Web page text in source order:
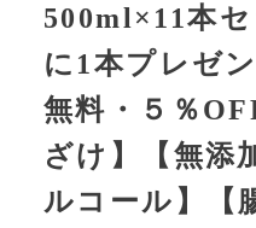
500ml×11本
に1本プレゼ
無料・５％
ざけ】【無添
ルコール】【